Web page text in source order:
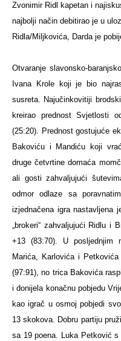
Zvonimir Ridl kapetan i
najbolji način debitirao je u
Ridla/Miljkovića, Darda je
Otvaranje slavonsko-
Ivana Krole koji je bio
susreta. Najučinkovitiji
kreirao prednost Svjetlosti
(25:20). Prednost gostujuće
Bakoviću i Mandiću koji
druge četvrtine domaća
ali gosti zahvaljujući
odmor odlaze sa
izjednačena igra nastavljena
„brokeri“ zahvaljujući Ridlu i
+13 (83:70). U posljednjim
Marića, Karlovića i
(97:91), no trica Bakovića
i donijela konačnu pobjedu
kao igrač u osmoj pobjedi
13 skokova. Dobru partiju
sa 19 poena. Luka Petković